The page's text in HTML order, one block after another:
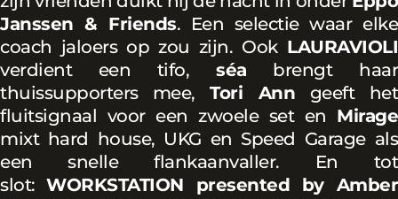
Janssen & Friends. Een selectie waar elke
coach jaloers op zou zijn. Ook LAURAVIOLI
verdient een tifo,séa brengt haar
thuissupporters mee,Tori Ann geeft het
fluitsignaal voor een zwoele set en Mirage
mixt hard house, UKG en Speed Garage als
een snelle flankaanvaller. En tot
slot:WORKSTATION presented by Amber